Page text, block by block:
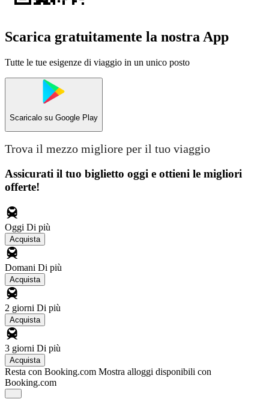
Scarica gratuitamente la nostra App
Tutte le tue esigenze di viaggio in un unico posto
Scaricalo su Google Play
Trova il mezzo migliore per il tuo viaggio
Assicurati il ​​tuo biglietto oggi e ottieni le migliori
offerte!
Oggi Di più
Acquista
Domani Di più
Acquista
2 giorni Di più
Acquista
3 giorni Di più
Acquista
Resta con Booking.com Mostra alloggi disponibili con
Booking.com